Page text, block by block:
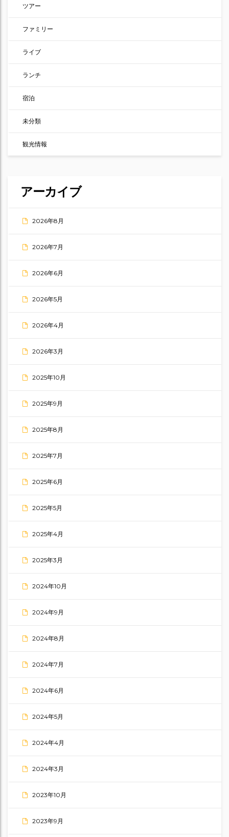
ツアー
ファミリー
ライブ
ランチ
宿泊
未分類
観光情報
アーカイブ
2026年8月
2026年7月
2026年6月
2026年5月
2026年4月
2026年3月
2025年10月
2025年9月
2025年8月
2025年7月
2025年6月
2025年5月
2025年4月
2025年3月
2024年10月
2024年9月
2024年8月
2024年7月
2024年6月
2024年5月
2024年4月
2024年3月
2023年10月
2023年9月